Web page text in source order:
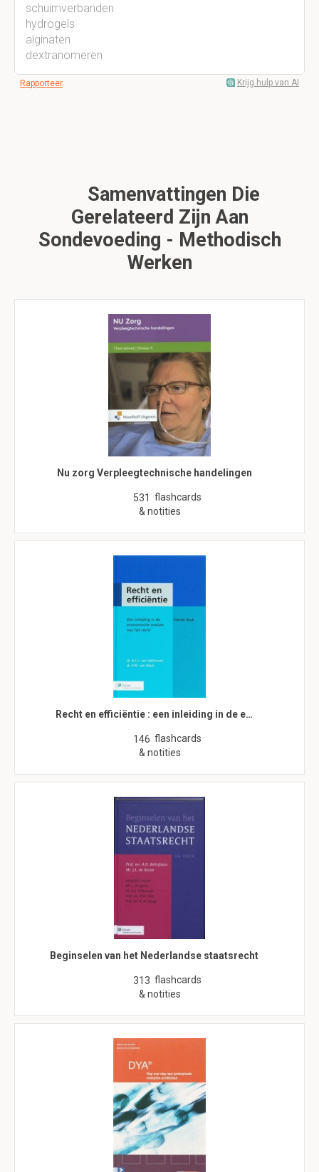
schuimverbanden
hydrogels
alginaten
dextranomeren
Rapporteer Krijg hulp van AI
Samenvattingen Die
Gerelateerd Zijn Aan
Sondevoeding - Methodisch
Werken
Nu zorg Verpleegtechnische handelingen
531 flashcards
& notities
Recht en efficiëntie : een inleiding in de e…
146 flashcards
& notities
Beginselen van het Nederlandse staatsrecht
313 flashcards
& notities